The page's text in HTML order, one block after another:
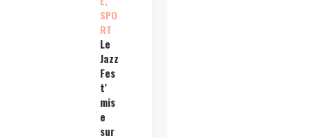
SPO
RT
Le
Jazz
Fes
t’
mis
e
sur